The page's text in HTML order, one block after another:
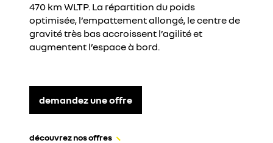
470 km WLTP. La répartition du poids
optimisée, l’empattement allongé, le centre de
gravité très bas accroissent l’agilité et
augmentent l’espace à bord.
demandez une offre
découvrez nos offres